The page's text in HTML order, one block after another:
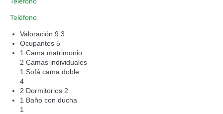
Teléfono
Valoración 9.3
Ocupantes 5
1 Cama matrimonio
2 Camas individuales
1 Sofá cama doble
4
2 Dormitorios 2
1 Baño con ducha
1